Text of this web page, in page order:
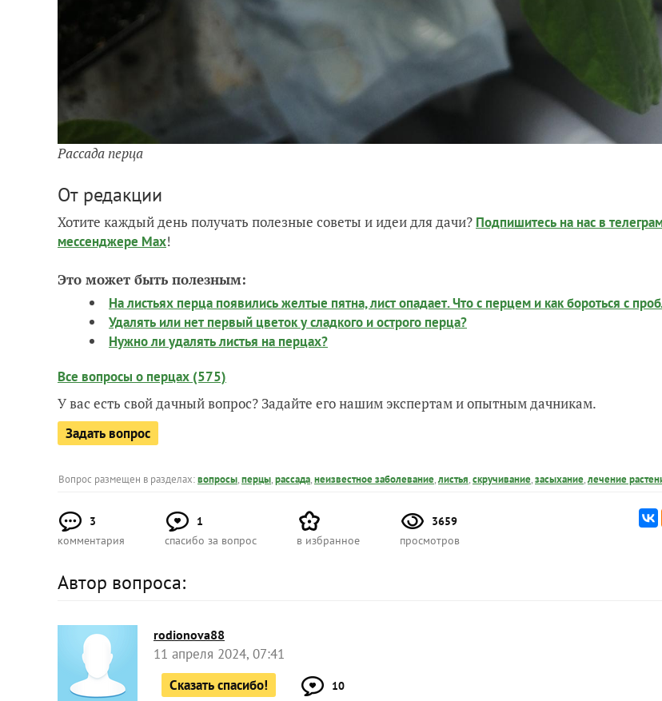
Рассада перца
От редакции
Хотите каждый день получать полезные советы и идеи для дачи? Подпишитесь на нас в
мессенджере Max!
Это может быть полезным:
На листьях перца появились желтые пятна, лист опадает. Что с перцем и как бороться с
Удалять или нет первый цветок у сладкого и острого перца?
Нужно ли удалять листья на перцах?
Все вопросы о перцах (575)
У вас есть свой дачный вопрос? Задайте его нашим экспертам и опытным дачникам.
Задать вопрос
Вопрос размещен в разделах:вопросы,перцы,рассада,неизвестное заболевание,листья,скручивание,засыхание,лечение
3
комментария
1
спасибо за вопрос
в избранное
3659
просмотров
Автор вопроса:
rodionova88
11 апреля 2024, 07:41
Сказать спасибо!
10